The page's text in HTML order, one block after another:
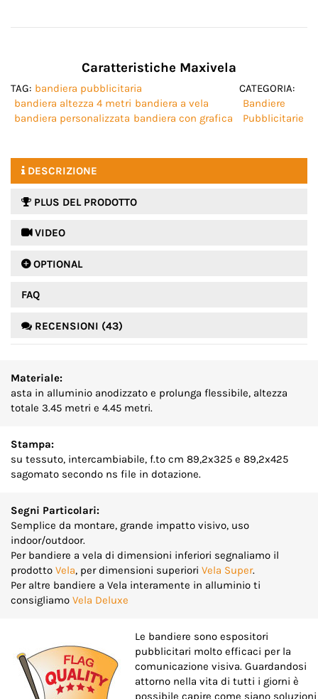
Caratteristiche Maxivela
TAG: bandiera pubblicitaria
bandiera altezza 4 metri bandiera a vela
bandiera personalizzata bandiera con grafica
CATEGORIA:
Bandiere
Pubblicitarie
DESCRIZIONE
PLUS DEL PRODOTTO
 VIDEO
 OPTIONAL
FAQ
RECENSIONI (43)
Materiale:
asta in alluminio anodizzato e prolunga flessibile, altezza
totale 3.45 metri e 4.45 metri.
Stampa:
su tessuto, intercambiabile, f.to cm 89,2x325 e 89,2x425
sagomato secondo ns file in dotazione.
Segni Particolari:
Semplice da montare, grande impatto visivo, uso
indoor/outdoor.
Per bandiere a vela di dimensioni inferiori segnaliamo il
prodotto Vela, per dimensioni superiori Vela Super.
Per altre bandiere a Vela interamente in alluminio ti
consigliamo Vela Deluxe
Le bandiere sono espositori
pubblicitari molto efficaci per la
comunicazione visiva. Guardandosi
attorno nella vita di tutti i giorni è
possibile capire come siano soluzioni